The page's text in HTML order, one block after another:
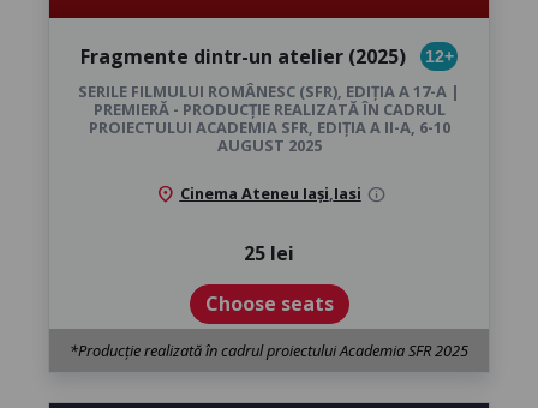
Fragmente dintr-un atelier (2025) 12+
SERILE FILMULUI ROMÂNESC (SFR), EDIȚIA A 17-A |
PREMIERĂ - PRODUCȚIE REALIZATĂ ÎN CADRUL
PROIECTULUI ACADEMIA SFR, EDIȚIA A II-A, 6-10
AUGUST 2025
location_on Cinema Ateneu Iași Iasi info
25 lei
Choose seats
*Producție realizată în cadrul proiectului Academia SFR 2025